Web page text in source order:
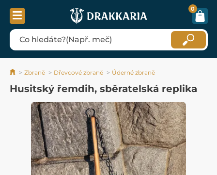
0
Zbraně Dřevcové zbraně Úderné zbraně
Husitský řemdih, sběratelská replika